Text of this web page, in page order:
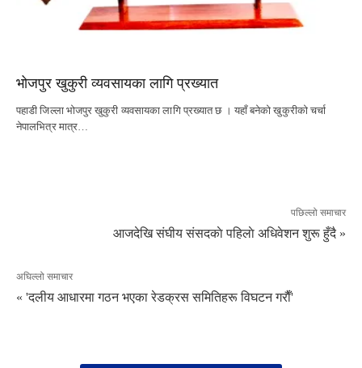
भोजपुर खुकुरी व्यवसायका लागि प्रख्यात
पहाडी जिल्ला भोजपुर खुकुरी व्यवसायका लागि प्रख्यात छ । यहाँ बनेको खुकुरीको चर्चा
नेपालभित्र मात्र…
पछिल्लो समाचार
आजदेखि संघीय संसदकाे पहिलाे अधिवेशन शुरू हुँदै »
अघिल्लो समाचार
« 'दलीय आधारमा गठन भएका रेडक्रस समितिहरू विघटन गराैँ'